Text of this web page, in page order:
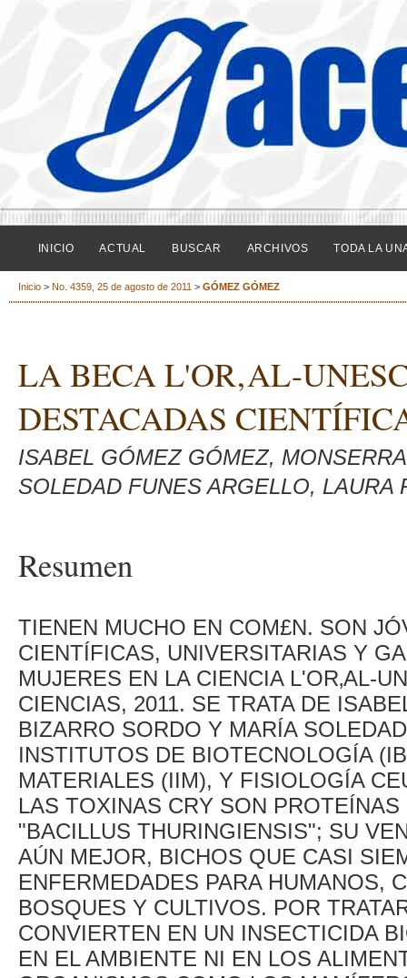
INICIO ACTUAL BUSCAR ARCHIVOS TODA LA
Inicio > No. 4359, 25 de agosto de 2011 > GÓMEZ GÓMEZ
LA BECA L'OR‚AL-
DESTACADAS
ISABEL GÓMEZ GÓMEZ,
SOLEDAD FUNES ARGELLO, LAURA
Resumen
TIENEN MUCHO EN COM£N. SON
CIENTÍFICAS, UNIVERSITARIAS Y
MUJERES EN LA CIENCIA L'OR‚AL-
CIENCIAS, 2011. SE TRATA DE
BIZARRO SORDO Y MARÍA
INSTITUTOS DE BIOTECNOLOGÍA
MATERIALES (IIM), Y FISIOLOGÍA
LAS TOXINAS CRY SON
"BACILLUS THURINGIENSIS"; SU
AÚN MEJOR, BICHOS QUE CASI
ENFERMEDADES PARA HUMANOS,
BOSQUES Y CULTIVOS. POR
CONVIERTEN EN UN INSECTICIDA
EN EL AMBIENTE NI EN LOS